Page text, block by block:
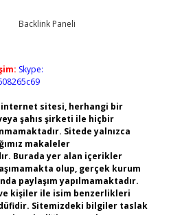
Skype:
internet sitesi, herhangi bir
şahıs şirketi ile hiçbir
Sitede yalnızca
makaleler
Burada yer alan içerikler
olup, gerçek kurum
paylaşım yapılmamaktadır.
kişiler ile isim benzerlikleri
Sitemizdeki bilgiler taslak